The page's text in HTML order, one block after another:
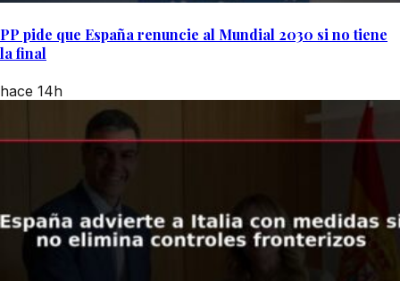
PP pide que España renuncie al Mundial 2030 si no tiene
la final
hace 14h